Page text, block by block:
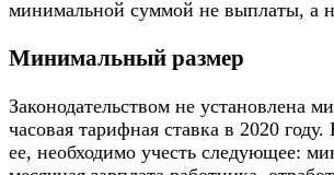
минимальной суммой не выплаты, а
Минимальный размер
Законодательством не установлена
часовая тарифная ставка в 2020
ее, необходимо учесть следующее: